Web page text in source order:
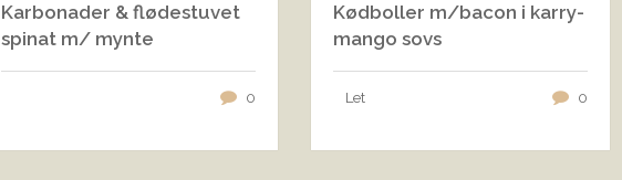
Karbonader & flødestuvet
spinat m/ mynte
0
Kødboller m/bacon i karry-
mango sovs
Let 0